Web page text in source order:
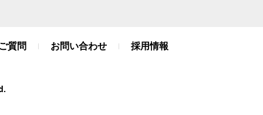
質問 お問い合わせ 採用情報